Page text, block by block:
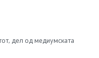
дел од медиумската